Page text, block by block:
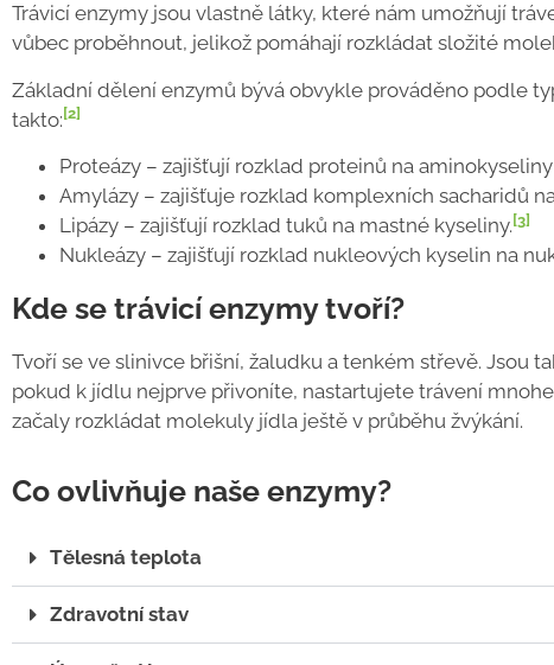
Trávicí enzymy jsou vlastně látky, které nám umožňují
vůbec proběhnout, jelikož pomáhají rozkládat složité
Základní dělení enzymů bývá obvykle prováděno podle
takto: [2]
Proteázy – zajišťují rozklad proteinů na aminokyseliny
Amylázy – zajišťuje rozklad komplexních sacharidů
Lipázy – zajišťují rozklad tuků na mastné kyseliny.[3]
Nukleázy – zajišťují rozklad nukleových kyselin na
Kde se trávicí enzymy tvoří?
Tvoří se ve slinivce břišní, žaludku a tenkém střevě. Jsou
pokud k jídlu nejprve přivoníte, nastartujete trávení
začaly rozkládat molekuly jídla ještě v průběhu žvýkání.
Co ovlivňuje naše enzymy?
Tělesná teplota
Zdravotní stav